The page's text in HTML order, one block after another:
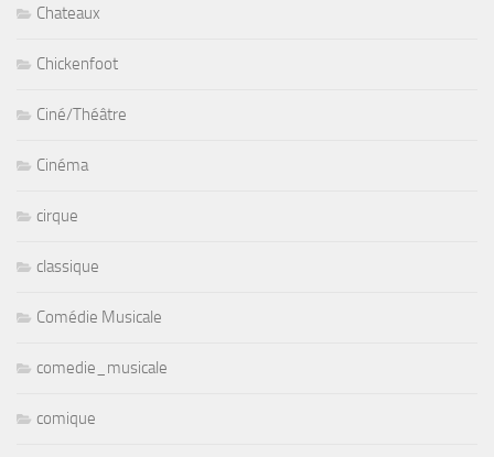
Chateaux
Chickenfoot
Ciné/Théâtre
Cinéma
cirque
classique
Comédie Musicale
comedie_musicale
comique